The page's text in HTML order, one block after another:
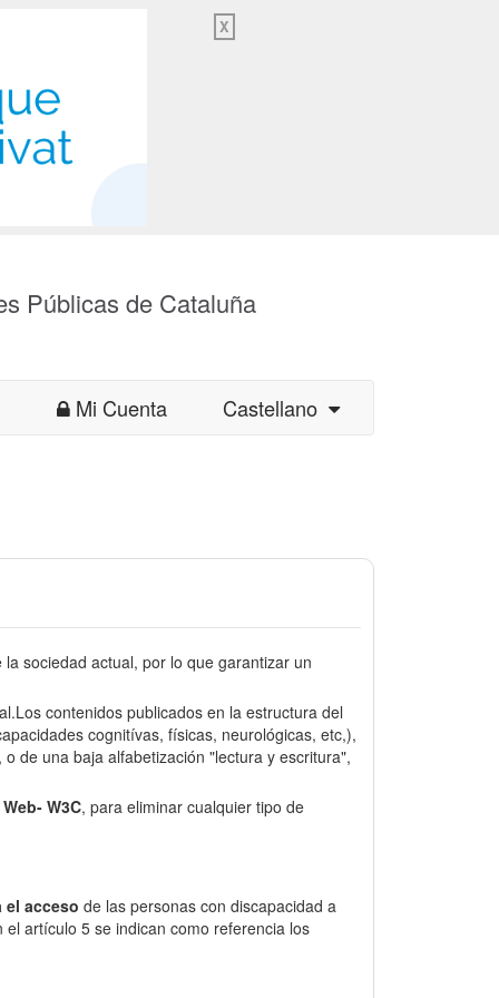
X
Públicas de Cataluña
Mi Cuenta Castellano
sociedad actual, por lo que garantizar un
contenidos publicados en la estructura del
cognitívas, físicas, neurológicas, etc,),
de una baja alfabetización "lectura y escritura",
W3C, para eliminar cualquier tipo de
el acceso de las personas con discapacidad a
artículo 5 se indican como referencia los